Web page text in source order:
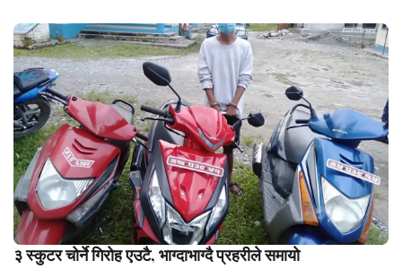
३ स्कुटर चोर्ने गिरोह एउटै, भाग्दाभाग्दै प्रहरीले समायो